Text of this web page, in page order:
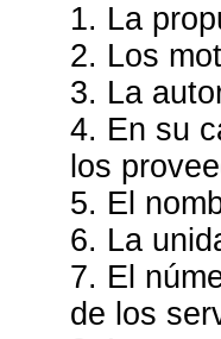
1. La
2. Los
3. La
4. En su
los
5. El
6. La
7. El
de los